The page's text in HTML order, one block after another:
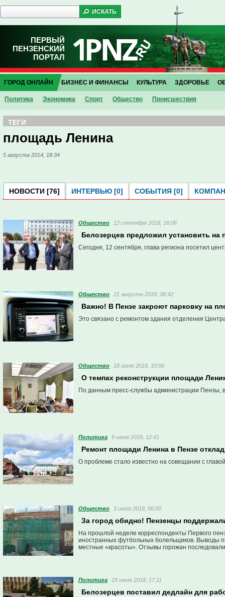
ПЕРВЫЙ
ПЕНЗЕНСКИЙ
ПОРТАЛ
ГОРОД ОНЛАЙН
Политика Экономика Спорт Общество Проиcшествия
БИЗНЕС И ФИНАНСЫ КУЛЬТУРА ЗДОРОВЬЕ
ТЕГИ
площадь Ленина
5 августа 2014, 18:34
НОВОСТИ [76] ИНТЕРВЬЮ [0] СОБЫТИЯ [0]
Общество 12 сентября 2018, 16:06
Белозерцев предложил установить
Сегодня, 12 сентября, глава региона посетил
Общество 21 августа 2018, 08:42
Важно! В Пензе закроют парковку на
Это связано с ремонтом здания отделения
Общество 18 июля 2018, 10:56
О темпах реконструкции площади
По данным пресс-службы администрации Пензы,
Политика 9 июля 2018, 12:41
Ремонт площади Ленина в Пензе
О проблеме стало известно на совещании с
Общество 3 июля 2018, 06:00
За город обидно! Пензенцы
На прошлой неделе корреспонденты Первого
иностранных футбольных болельщиков. Выводы
местные «красоты». Отзывы горожан
Политика 18 июня 2018, 17:11
Белозерцев поставил дедлайн для